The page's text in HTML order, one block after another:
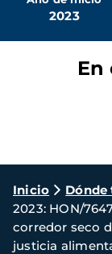
2023
En
Ruta
de
Inicio Dónde
2023: HON/
corredor seco
justicia